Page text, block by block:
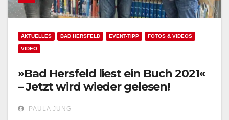
AKTUELLES BAD HERSFELD EVENT-TIPP FOTOS & VIDEOS
VIDEO
»Bad Hersfeld liest ein Buch 2021«
– Jetzt wird wieder gelesen!
PAULA JUNG